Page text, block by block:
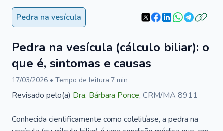
Pedra na vesícula
Pedra na vesícula (cálculo biliar): o
que é, sintomas e causas
17/03/2026 • Tempo de leitura 7 min
Revisado pelo(a) Dra. Bárbara Ponce, CRM/MA 8911
Conhecida cientificamente como colelitíase, a pedra na